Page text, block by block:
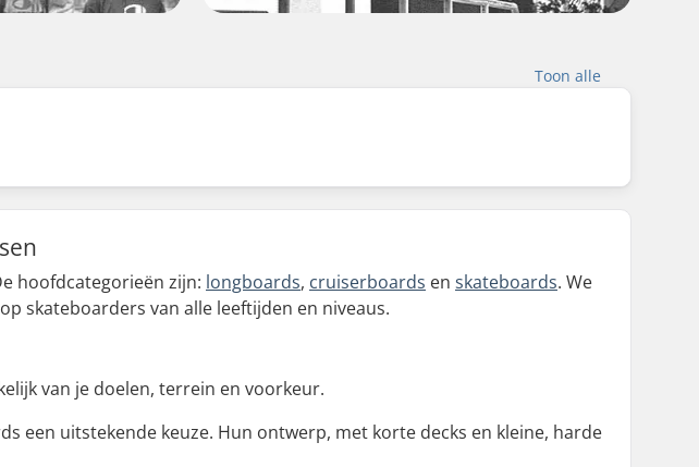
Toon alle
hoofdcategorieën zijn: longboards, cruiserboards en skateboards. We
skateboarders van alle leeftijden en niveaus.
van je doelen, terrein en voorkeur.
een uitstekende keuze. Hun ontwerp, met korte decks en kleine, harde